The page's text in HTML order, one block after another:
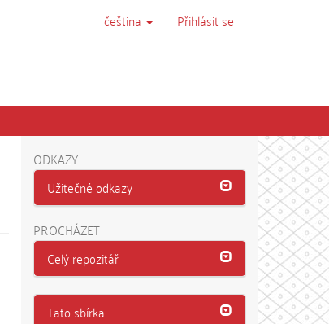
čeština Přihlásit se
ODKAZY
Užitečné odkazy
PROCHÁZET
Celý repozitář
Tato sbírka